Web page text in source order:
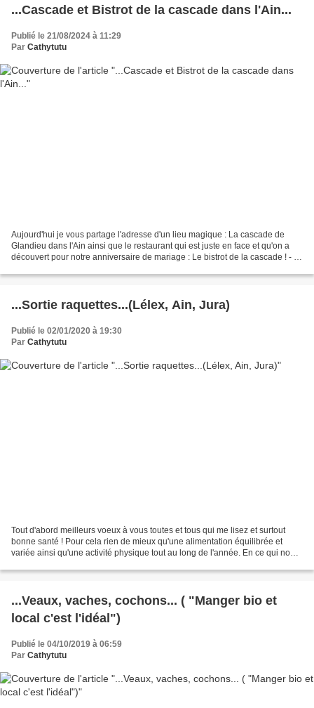
...Cascade et Bistrot de la cascade dans l'Ain...
Publié le 21/08/2024 à 11:29
Par Cathytutu
Aujourd'hui je vous partage l'adresse d'un lieu magique : La cascade de
Glandieu dans l'Ain ainsi que le restaurant qui est juste en face et qu'on a
découvert pour notre anniversaire de mariage : Le bistrot de la cascade ! - Si
...Sortie raquettes...(Lélex, Ain, Jura)
Publié le 02/01/2020 à 19:30
Par Cathytutu
Tout d'abord meilleurs voeux à vous toutes et tous qui me lisez et surtout
bonne santé ! Pour cela rien de mieux qu'une alimentation équilibrée et
variée ainsi qu'une activité physique tout au long de l'année. En ce qui nous
...Veaux, vaches, cochons... ( "Manger bio et
local c'est l'idéal")
Publié le 04/10/2019 à 06:59
Par Cathytutu